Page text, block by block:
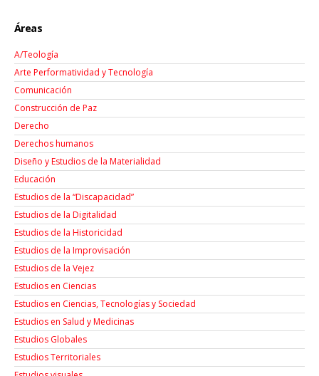
Áreas
A/Teología
Arte Performatividad y Tecnología
Comunicación
Construcción de Paz
Derecho
Derechos humanos
Diseño y Estudios de la Materialidad
Educación
Estudios de la “Discapacidad”
Estudios de la Digitalidad
Estudios de la Historicidad
Estudios de la Improvisación
Estudios de la Vejez
Estudios en Ciencias
Estudios en Ciencias, Tecnologías y Sociedad
Estudios en Salud y Medicinas
Estudios Globales
Estudios Territoriales